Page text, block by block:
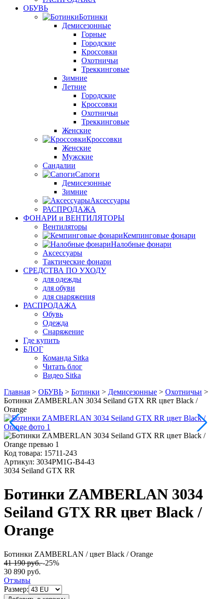
ОБУВЬ
Ботинки
Демисезонные
Горные
Городские
Кроссовки
Охотничьи
Треккинговые
Зимние
Летние
Городские
Кроссовки
Охотничьи
Треккинговые
Женские
Кроссовки
Женские
Мужские
Сандалии
Сапоги
Демисезонные
Зимние
Аксессуары
РАСПРОДАЖА
ФОНАРИ и ВЕНТИЛЯТОРЫ
Вентиляторы
Кемпинговые фонари
Налобные фонари
Аксессуары
Тактические фонари
СРЕДСТВА ПО УХОДУ
для одежды
для обуви
для снаряжения
РАСПРОДАЖА
Обувь
Одежда
Снаряжение
Где купить
БЛОГ
Команда Sitka
Читать блог
Видео Sitka
Главная > ОБУВЬ > Ботинки > Демисезонные > Охотничьи >
Ботинки ZAMBERLAN 3034 Seiland GTX RR цвет Black /
Orange
Код товара: 15711-243
Артикул: 3034PM1G-B4-43
3034 Seiland GTX RR
Ботинки ZAMBERLAN 3034
Seiland GTX RR цвет Black /
Orange
Ботинки ZAMBERLAN / цвет Black / Orange
41 190 руб.-25%
30 890 руб.
Отзывы
Размер: